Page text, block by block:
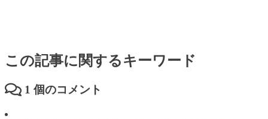
この記事に関するキーワード
1 個のコメント